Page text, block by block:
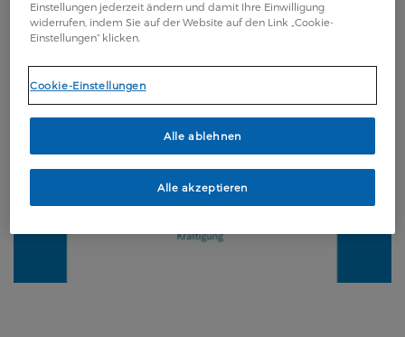
Einstellungen jederzeit ändern und damit Ihre Einwilligung
widerrufen, indem Sie auf der Website auf den Link „Cookie-
Einstellungen“ klicken.
Cookie-Einstellungen
Alle ablehnen
Alle akzeptieren